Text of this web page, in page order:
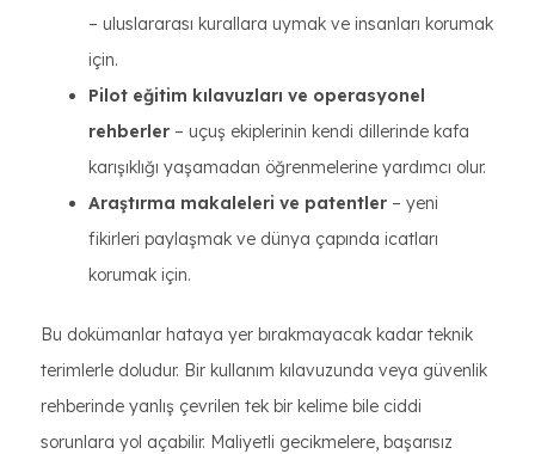
– uluslararası kurallara uymak ve insanları korumak
için.
Pilot eğitim kılavuzları ve operasyonel
rehberler – uçuş ekiplerinin kendi dillerinde kafa
karışıklığı yaşamadan öğrenmelerine yardımcı olur.
Araştırma makaleleri ve patentler – yeni
fikirleri paylaşmak ve dünya çapında icatları
korumak için.
Bu dokümanlar hataya yer bırakmayacak kadar teknik
terimlerle doludur. Bir kullanım kılavuzunda veya güvenlik
rehberinde yanlış çevrilen tek bir kelime bile ciddi
sorunlara yol açabilir. Maliyetli gecikmelere, başarısız